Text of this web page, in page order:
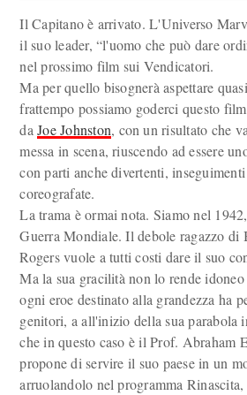
Il Capitano è arrivato. L'Universo
il suo leader, “l'uomo che può dare
nel prossimo film sui Vendicatori.
Ma per quello bisognerà aspettare
frattempo possiamo goderci questo
daJoe Johnston, con un risultato che
messa in scena, riuscendo ad essere
con parti anche divertenti,
coreografate.
La trama è ormai nota. Siamo nel
Guerra Mondiale. Il debole ragazzo di
Rogers vuole a tutti costi dare il suo
Ma la sua gracilità non lo rende
ogni eroe destinato alla grandezza ha
genitori, a all'inizio della sua parabola
che in questo caso è il Prof. Abraham
propone di servire il suo paese in un
arruolandolo nel programma